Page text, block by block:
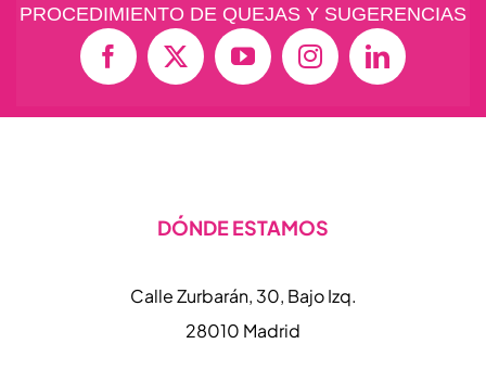
PROCEDIMIENTO DE QUEJAS Y SUGERENCIAS
DÓNDE ESTAMOS
Calle Zurbarán, 30, Bajo Izq.
28010 Madrid